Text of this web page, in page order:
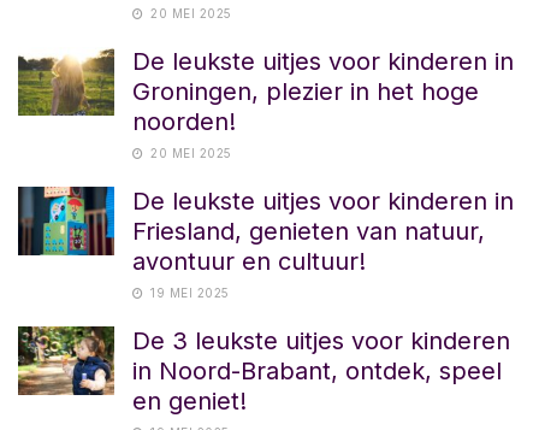
20 MEI 2025
De leukste uitjes voor kinderen in
Groningen, plezier in het hoge
noorden!
20 MEI 2025
De leukste uitjes voor kinderen in
Friesland, genieten van natuur,
avontuur en cultuur!
19 MEI 2025
De 3 leukste uitjes voor kinderen
in Noord-Brabant, ontdek, speel
en geniet!